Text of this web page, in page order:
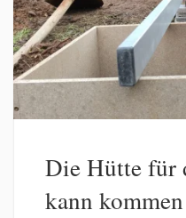
Die Hütte für
kann kommen